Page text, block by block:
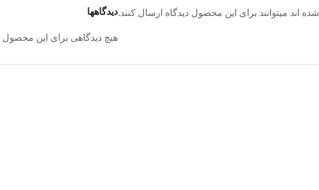
دیدگاهها
هیچ دیدگاهی برای این
اند میتوانند برای این محصول دیدگاه ارسال کنند.